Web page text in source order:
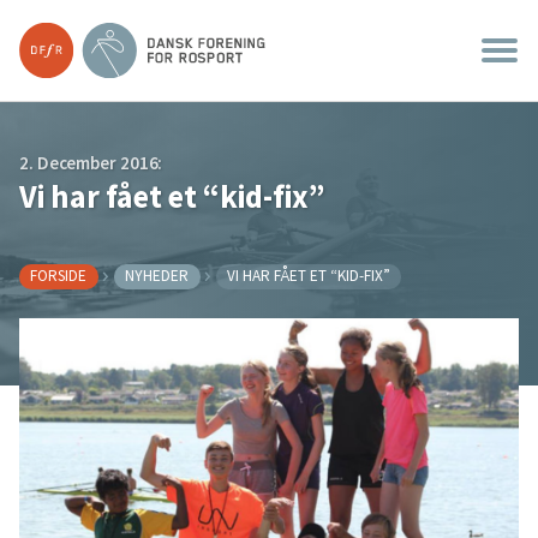
2. December 2016:
Vi har fået et “kid-fix”
FORSIDE NYHEDER VI HAR FÅET ET “KID-FIX”